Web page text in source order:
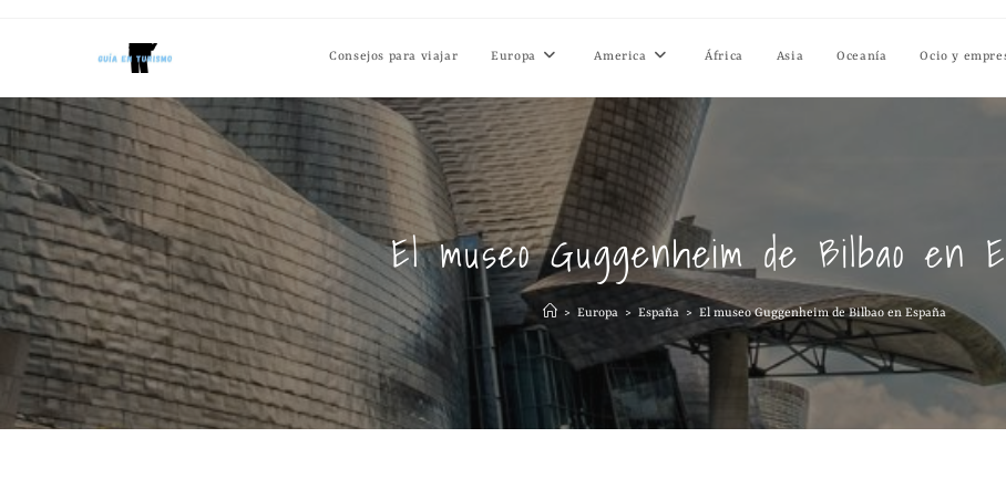
Consejos para viajar Europa America África Asia Oceanía Ocio y
El museo Guggenheim de Bilbao en
> Europa > España > El museo Guggenheim de Bilbao en España